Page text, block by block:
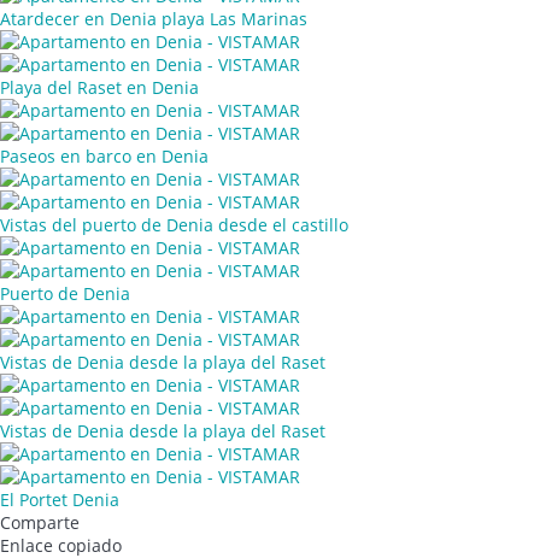
Atardecer en Denia playa Las Marinas
Playa del Raset en Denia
Paseos en barco en Denia
Vistas del puerto de Denia desde el castillo
Puerto de Denia
Vistas de Denia desde la playa del Raset
Vistas de Denia desde la playa del Raset
El Portet Denia
Comparte
Enlace copiado